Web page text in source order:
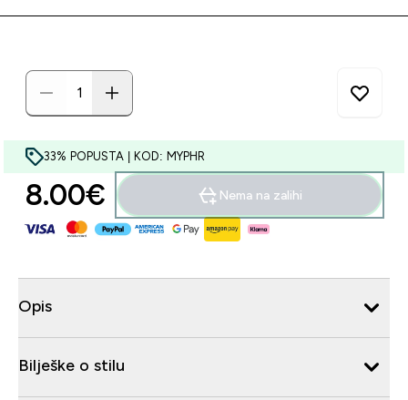
33% POPUSTA | KOD: MYPHR
8.00€‎ Nema na zalihi
Opis
Bilješke o stilu